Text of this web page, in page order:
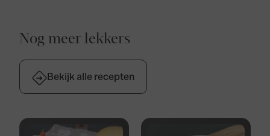
Nog meer lekkers
Bekijk alle recepten